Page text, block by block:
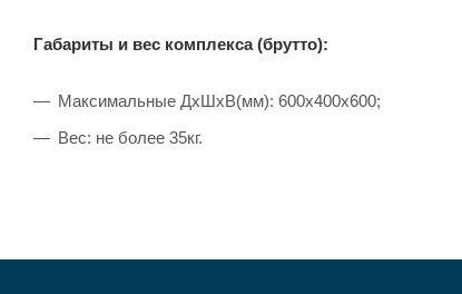
Габариты и вес комплекса (брутто):
Максимальные ДхШхВ(мм): 600x400x600;
Вес: не более 35кг.